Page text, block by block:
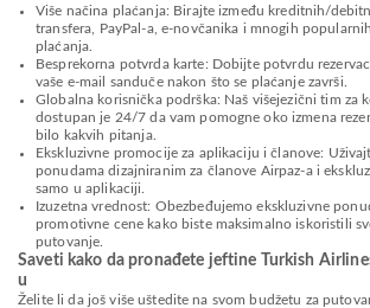
Više načina plaćanja: Birajte između kreditnih/
transfera, PayPal-a, e-novčanika i mnogih
plaćanja.
Besprekorna potvrda karte: Dobijte potvrdu
vaše e-mail sanduče nakon što se plaćanje završi.
Globalna korisnička podrška: Naš višejezični tim za
dostupan je 24/7 da vam pomogne oko izmena
bilo kakvih pitanja.
Ekskluzivne promocije za aplikaciju i članove:
ponudama dizajniranim za članove Airpaz-a i
samo u aplikaciji.
Izuzetna vrednost: Obezbeđujemo ekskluzivne
promotivne cene kako biste maksimalno iskoristili
putovanje.
Saveti kako da pronađete jeftine Turkish
u
Želite li da još više uštedite na svom budžetu za